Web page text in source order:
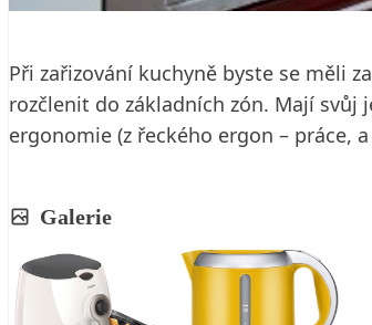
Při zařizování kuchyně byste se měli
rozčlenit do základních zón. Mají svůj
ergonomie (z řeckého ergon – práce,
Galerie